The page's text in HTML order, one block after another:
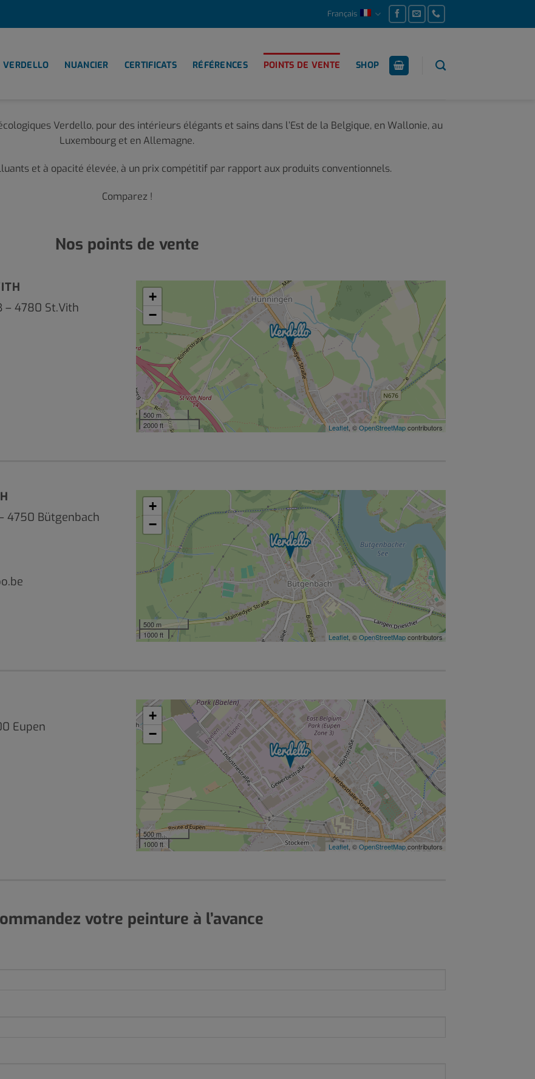
Français
VERDELLO NUANCIER CERTIFICATS RÉFÉRENCES POINTS DE VENTE SHOP
Verdello, pour des intérieurs élégants et sains dans l’Est de la Belgique, en Wallonie, au
Luxembourg et en Allemagne.
et à opacité élevée, à un prix compétitif par rapport aux produits conventionnels.
Comparez !
Nos points de vente
– 4780 St.Vith
+
−
500 m
2000 ft
Leaflet , ©OpenStreetMapcontributors
4750 Bütgenbach
+
−
500 m
1000 ft
Leaflet , ©OpenStreetMapcontributors
Eupen
+
−
500 m
1000 ft
Leaflet , ©OpenStreetMapcontributors
votre peinture à l’avance